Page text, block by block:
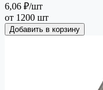
6,06 ₽/шт
от 1200 шт
Добавить в корзину